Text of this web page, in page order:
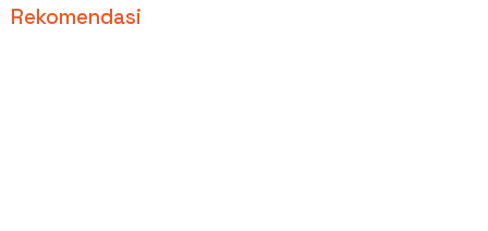
Rekomendasi